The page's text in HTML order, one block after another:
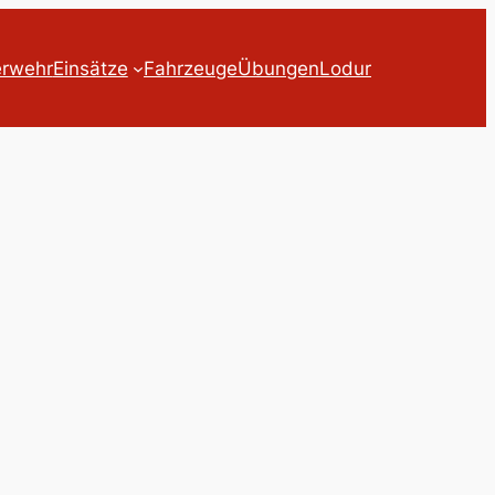
Einsätze FahrzeugeÜbungenLodur